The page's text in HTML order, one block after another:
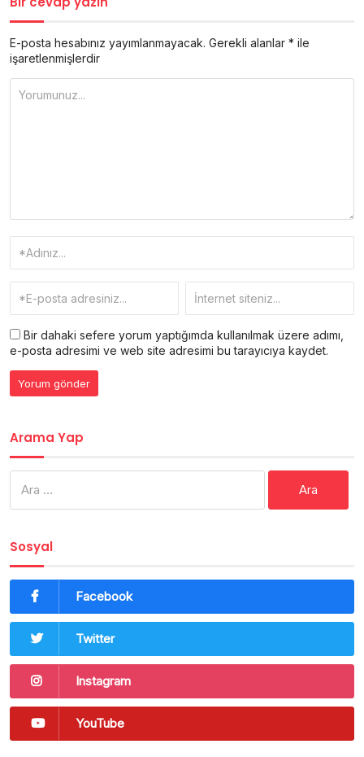
E-posta hesabınız yayımlanmayacak. Gerekli alanlar * ile
işaretlenmişlerdir
Bir dahaki sefere yorum yaptığımda kullanılmak üzere adımı,
e-posta adresimi ve web site adresimi bu tarayıcıya kaydet.
Arama Yap
Sosyal
Facebook
Twitter
Instagram
YouTube